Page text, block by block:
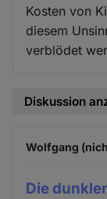
Kosten von
diesem
verblödet
Diskussion
Wolfgang
Die